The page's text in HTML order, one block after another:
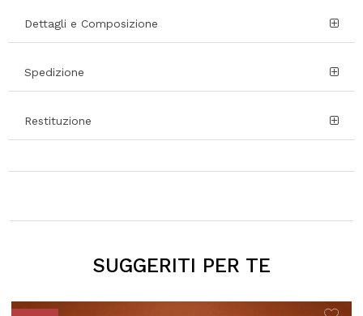
Dettagli e Composizione
Spedizione
Restituzione
SUGGERITI PER TE